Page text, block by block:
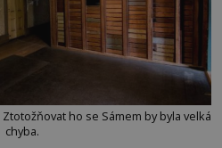
ho se Sámem by byla velká
chyba.